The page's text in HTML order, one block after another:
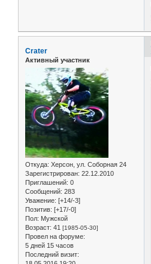
Crater
Активный участник
Откуда: Херсон, ул. Соборная 24
Зарегистрирован: 22.12.2010
Приглашений: 0
Сообщений: 283
Уважение: [+14/-3]
Позитив: [+17/-0]
Пол: Мужской
Возраст: 41 [1985-05-30]
Провел на форуме:
5 дней 15 часов
Последний визит: